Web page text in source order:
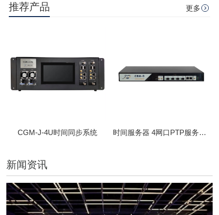
推荐产品 更多
CGM-J-4U时间同步系统 时间服务器 4网口PTP服务器 CBM-D-40
新闻资讯